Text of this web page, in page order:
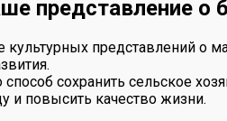
представление о
культурных представлений
сохранить сельское
и повысить качество жизни.